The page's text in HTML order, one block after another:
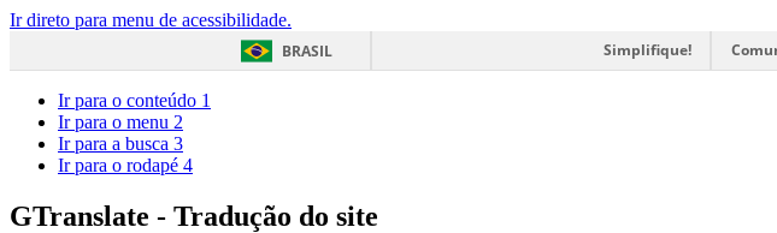
Ir direto para menu de acessibilidade.
BRASIL
Simplifique!
Ir para o conteúdo 1
Ir para o menu 2
Ir para a busca 3
Ir para o rodapé 4
GTranslate - Tradução do site